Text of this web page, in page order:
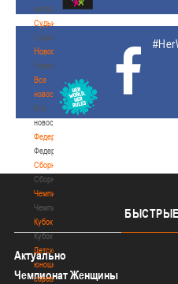
материалы
Судьи
Судьи
Новости
Новости
Все
новости
Все
новости
Федерация
Федерация
Сборные
Сборные
Чемпионат
Чемпионат
Кубок
Кубок
Детско-
юношеские
соревнования
БЫСТРЫЕ
Актуально
Чемпионат Женщины